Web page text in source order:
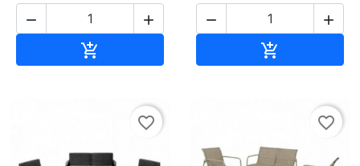
 

 

favorite_border favorite_border